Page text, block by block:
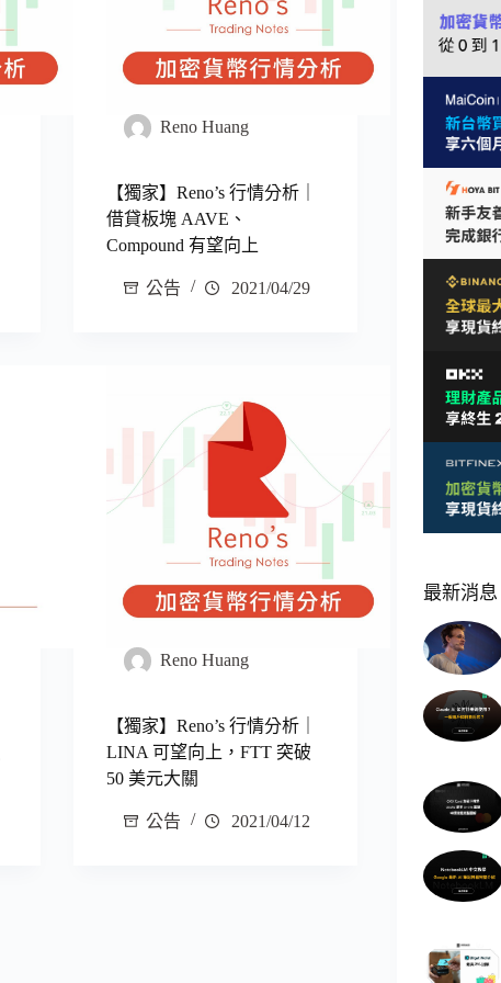
Reno Huang
【獨家】Reno’s 行情分析｜
借貸板塊 AAVE、
Compound 有望向上
公告 2021/04/29
Reno Huang
【獨家】Reno’s 行情分析｜
LINA 可望向上，FTT 突破
50 美元大關
公告 2021/04/12
最新消息